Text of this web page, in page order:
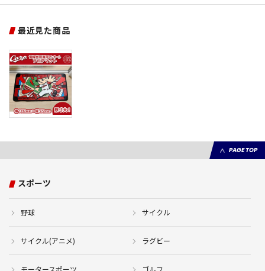
最近見た商品
PAGE TOP
スポーツ
野球 サイクル
サイクル(アニメ) ラグビー
モータースポーツ ゴルフ